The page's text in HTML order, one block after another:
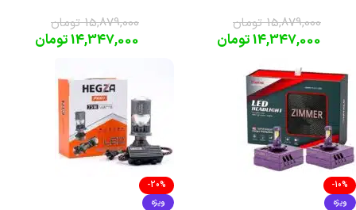
15,879,000 تومان
14,347,000تومان
15,879,000 تومان
14,347,000تومان
-10%
ویژه
-20%
ویژه